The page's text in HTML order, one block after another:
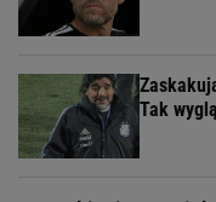
Tak